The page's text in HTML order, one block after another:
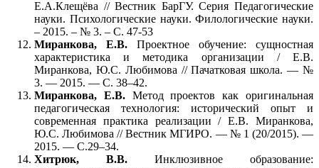
Е.А.Клещёва // Вестник БарГУ. Серия Педагогические
науки. Психологические науки. Филологические науки.
– 2015. – № 3. – С. 47-53
Миранкова, Е.В. Проектное обучение: сущностная
характеристика и методика организации / Е.В.
Миранкова, Ю.С. Любимова // Пачатковая школа. — №
3. — 2015. — С. 38–42.
Миранкова, Е.В. Метод проектов как оригинальная
педагогическая технология: исторический опыт и
современная практика реализации / Е.В. Миранкова,
Ю.С. Любимова // Вестник МГИРО. — № 1 (20/2015). —
2015. — С.29–34.
Хитрюк, В.В. Инклюзивное образование: